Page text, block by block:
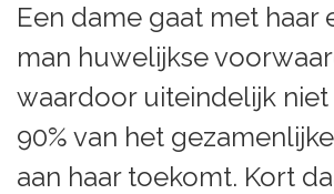
Een dame gaat met haar
man huwelijkse
waardoor uiteindelijk niet
90% van het
aan haar toekomt. Kort